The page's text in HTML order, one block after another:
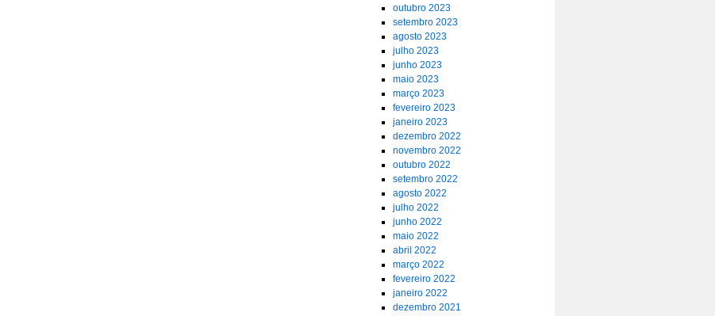
outubro 2023
setembro 2023
agosto 2023
julho 2023
junho 2023
maio 2023
março 2023
fevereiro 2023
janeiro 2023
dezembro 2022
novembro 2022
outubro 2022
setembro 2022
agosto 2022
julho 2022
junho 2022
maio 2022
abril 2022
março 2022
fevereiro 2022
janeiro 2022
dezembro 2021